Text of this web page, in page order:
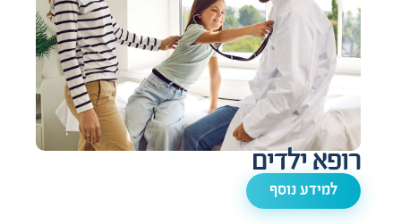
רופא ילדים
למידע נוסף